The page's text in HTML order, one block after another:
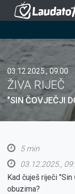
Skoči
sadržaj
03.12.2025., 09:00
ŽIVA RIJEČ
"SIN ČOVJEČJI
5 min
03.12.2025.,
Kad čuješ riječi
obuzima?